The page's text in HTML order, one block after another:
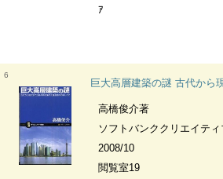
ｱ
6
巨大高層建築の謎 古代から現代まで技術の粋を集
高橋俊介著
ソフトバンククリエイティ
2008/10
閲覧室19